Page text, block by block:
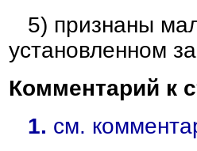
5) признаны
установленном
Комментарий к
1. см.